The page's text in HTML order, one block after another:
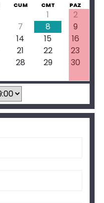
CUM CMT PAZ
1
2
7 8
9
14 15
16
21 22
23
28 29
30